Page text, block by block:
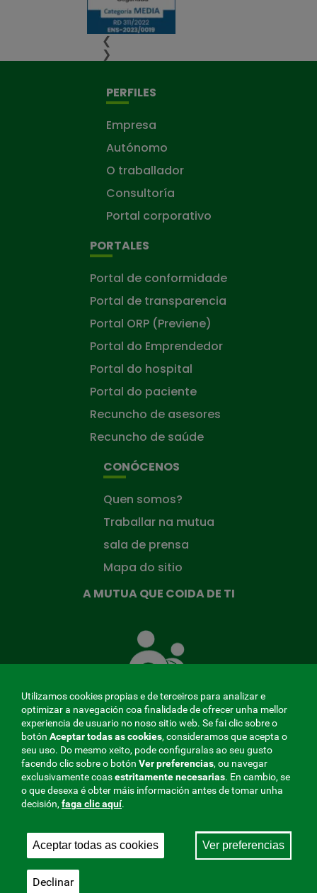
❮
❯
PERFILES
Empresa
Autónomo
O traballador
Consultoría
Portal corporativo
PORTALES
Portal de conformidade
Portal de transparencia
Portal ORP (Previene)
Portal do Emprendedor
Portal do hospital
Portal do paciente
Recuncho de asesores
Recuncho de saúde
CONÓCENOS
Quen somos?
Traballar na mutua
sala de prensa
Mapa do sitio
A MUTUA QUE COIDA DE TI
Mutua
que
MENÚ
REDES
SOCIALES
V20
Aviso legal|Privacidade
Mutua Colaboradora coa Seguridade Social, 275.
Utilizamos cookies propias e de terceiros para analizar e
optimizar a navegación coa finalidade de ofrecer unha mellor
experiencia de usuario no noso sitio web. Se fai clic sobre o
botón Aceptar todas as cookies, consideramos que acepta o
seu uso. Do mesmo xeito, pode configuralas ao seu gusto
facendo clic sobre o botón Ver preferencias, ou navegar
exclusivamente coasestritamentenecesarias. En cambio, se
o que desexa é obter máis información antes de tomar unha
decisión, faga clic aquí.
Aceptar todas as cookies Ver preferencias
Declinar